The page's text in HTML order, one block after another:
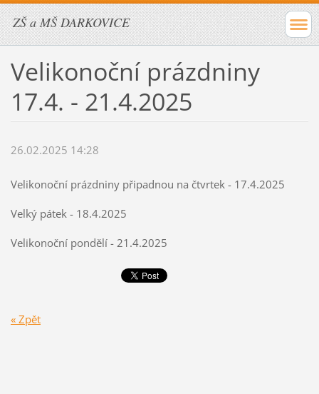
ZŠ a MŠ DARKOVICE
Velikonoční prázdniny
17.4. - 21.4.2025
26.02.2025 14:28
Velikonoční prázdniny připadnou na čtvrtek - 17.4.2025
Velký pátek - 18.4.2025
Velikonoční pondělí - 21.4.2025
« Zpět